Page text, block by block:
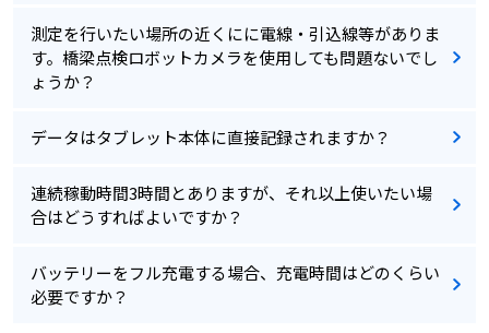
測定を行いたい場所の近くにに電線・引込線等がありま
す。橋梁点検ロボットカメラを使用しても問題ないでし
ょうか？
データはタブレット本体に直接記録されますか？
連続稼動時間3時間とありますが、それ以上使いたい場
合はどうすればよいですか？
バッテリーをフル充電する場合、充電時間はどのくらい
必要ですか？